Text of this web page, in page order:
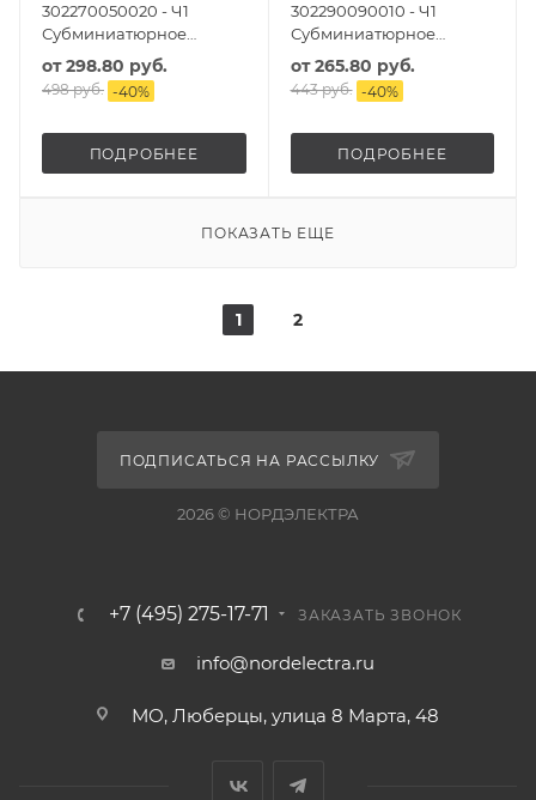
302270050020 - Ч1
Субминиатюрное
электромеханическое
двухрядное реле
от298.80 руб.
498 руб. -40%
ПОДРОБНЕЕ
302290090010 - Ч1
Субминиатюрное
электромеханическое
двухрядное реле
от265.80 руб.
443 руб. -40%
ПОДРОБНЕЕ
ПОКАЗАТЬ ЕЩЕ
1 2
ПОДПИСАТЬСЯ НА РАССЫЛКУ
2026 © НОРДЭЛЕКТРА
+7 (495) 275-17-71 ЗАКАЗАТЬ ЗВОНОК
info@nordelectra.ru
МО, Люберцы, улица 8 Марта, 48